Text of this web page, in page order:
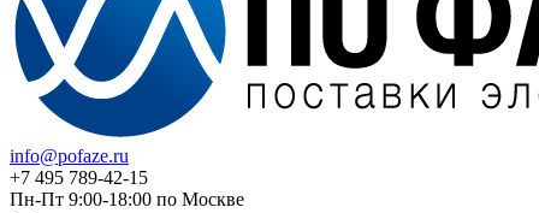
info@pofaze.ru
+7 495 789-42-15
Пн-Пт 9:00-18:00 по Москве